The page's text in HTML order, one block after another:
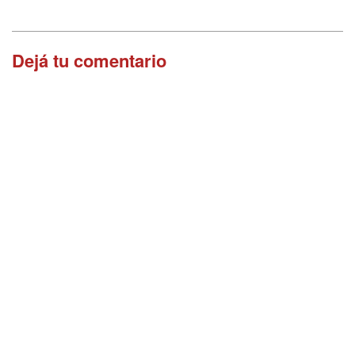
Dejá tu comentario